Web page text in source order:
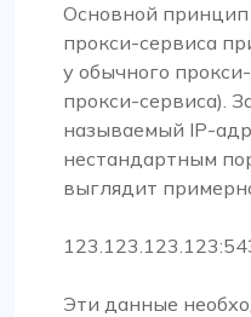
Основной
прокси-сервиса
у обычного
прокси-сервиса).
называемый IP-
нестандартным
выглядит
Эти данные